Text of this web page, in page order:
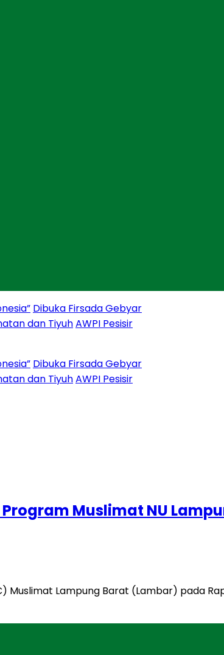
Dibuka Firsada Gebyar
dan TiyuhAWPI Pesisir
Dibuka Firsada Gebyar
dan TiyuhAWPI Pesisir
Muslimat NU
Muslimat Lampung Barat (Lambar) pada